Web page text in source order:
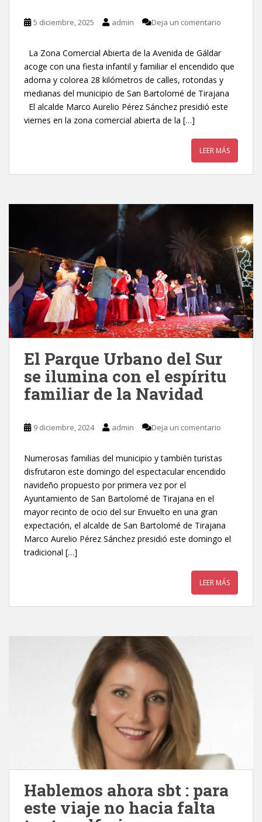
5 diciembre, 2025 admin Deja un comentario
La Zona Comercial Abierta de la Avenida de Gáldar
acoge con una fiesta infantil y familiar el encendido que
adorna y colorea 28 kilómetros de calles, rotondas y
medianas del municipio de San Bartolomé de Tirajana
El alcalde Marco Aurelio Pérez Sánchez presidió este
viernes en la zona comercial abierta de la […]
LEER MÁS
El Parque Urbano del Sur
se ilumina con el espíritu
familiar de la Navidad
9 diciembre, 2024 admin Deja un comentario
Numerosas familias del municipio y también turistas
disfrutaron este domingo del espectacular encendido
navideño propuesto por primera vez por el
Ayuntamiento de San Bartolomé de Tirajana en el
mayor recinto de ocio del sur Envuelto en una gran
expectación, el alcalde de San Bartolomé de Tirajana
Marco Aurelio Pérez Sánchez presidió este domingo el
tradicional […]
LEER MÁS
Hablemos ahora sbt : para
este viaje no hacia falta